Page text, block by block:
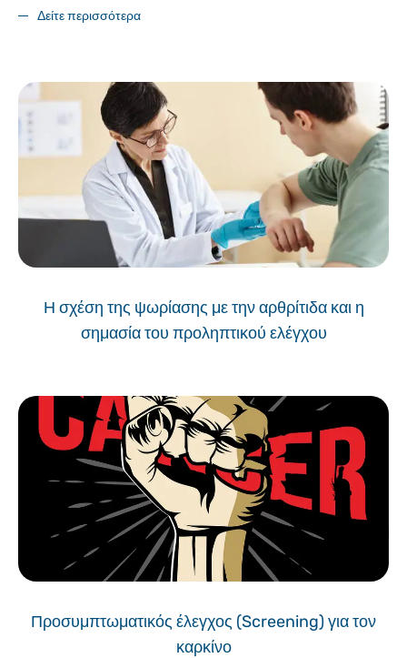
Δείτε περισσότερα
Η σχέση της ψωρίασης με την αρθρίτιδα και η
σημασία του προληπτικού ελέγχου
Προσυμπτωματικός έλεγχος (Screening) για τον
καρκίνο